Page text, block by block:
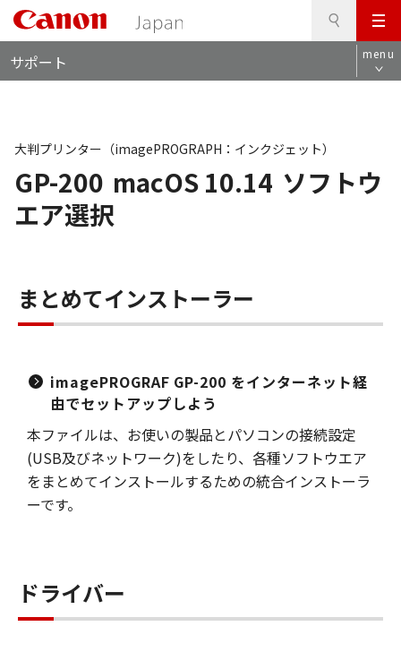
メ
ニ
ュ
サポート menu
GP-200 macOS 10.14 ソフトウ
エア選択
大判プリンター（imagePROGRAPH：インクジェット）
まとめてインストーラー
imagePROGRAF GP-200 をインターネット経
由でセットアップしよう
本ファイルは、お使いの製品とパソコンの接続設定
(USB及びネットワーク)をしたり、各種ソフトウエア
をまとめてインストールするための統合インストーラ
ーです。
ドライバー